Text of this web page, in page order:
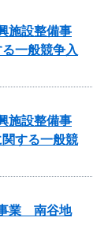
施設整備事
一般競争入
施設整備事
する一般競
業 南谷地